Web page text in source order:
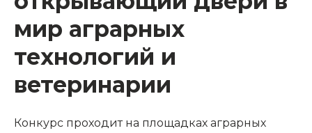
мир аграрных
технологий и
ветеринарии
Конкурс проходит на площадках аграрных